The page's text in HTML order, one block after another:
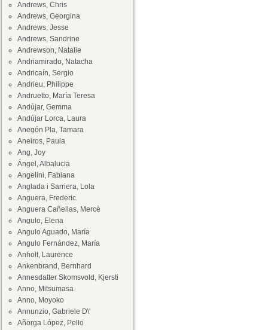
Andrews, Chris
Andrews, Georgina
Andrews, Jesse
Andrews, Sandrine
Andrewson, Natalie
Andriamirado, Natacha
Andricaín, Sergio
Andrieu, Philippe
Andruetto, María Teresa
Andújar, Gemma
Andújar Lorca, Laura
Anegón Pla, Tamara
Aneiros, Paula
Ang, Joy
Ángel, Albalucia
Angelini, Fabiana
Anglada i Sarriera, Lola
Anguera, Frederic
Anguera Cañellas, Mercè
Angulo, Elena
Angulo Aguado, María
Angulo Fernández, María
Anholt, Laurence
Ankenbrand, Bernhard
Annesdatter Skomsvold, Kjersti
Anno, Mitsumasa
Anno, Moyoko
Annunzio, Gabriele D\'
Añorga López, Pello